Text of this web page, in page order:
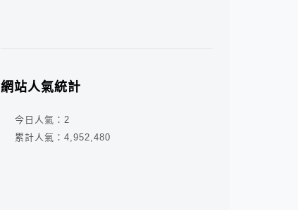
網站人氣統計
今日人氣： 2
累計人氣： 4,952,480